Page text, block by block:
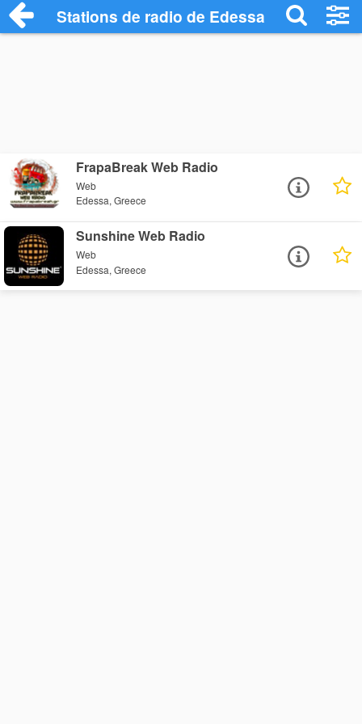
Stations de radio de Edessa
FrapaBreak Web Radio
Web
Edessa, Greece
Sunshine Web Radio
Web
Edessa, Greece